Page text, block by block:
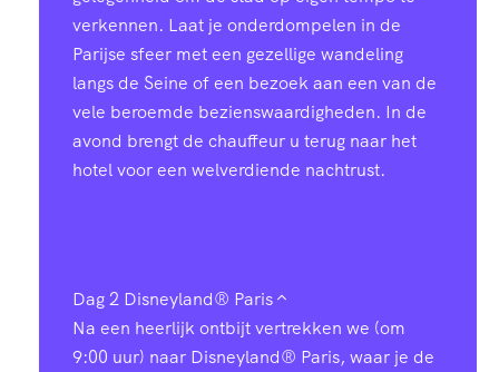
verkennen. Laat je onderdompelen in de
Parijse sfeer met een gezellige wandeling
langs de Seine of een bezoek aan een van de
vele beroemde bezienswaardigheden. In de
avond brengt de chauffeur u terug naar het
hotel voor een welverdiende nachtrust.
Dag 2 Disneyland® Paris
Na een heerlijk ontbijt vertrekken we (om
9:00 uur) naar Disneyland® Paris, waar je de